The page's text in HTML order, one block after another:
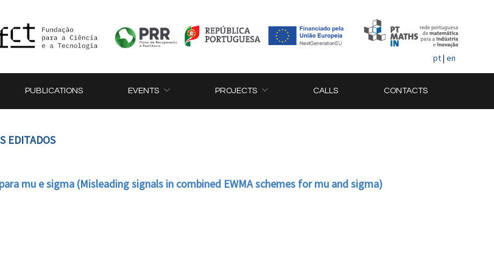
pt| en
PUBLICATIONS EVENTS PROJECTS CALLS CONTACTS
EDITADOS
mu e sigma (Misleading signals in combined EWMA schemes for mu and sigma)